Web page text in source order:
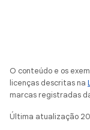
O conteúdo e os
licenças descritas na
marcas registradas
Última atualização